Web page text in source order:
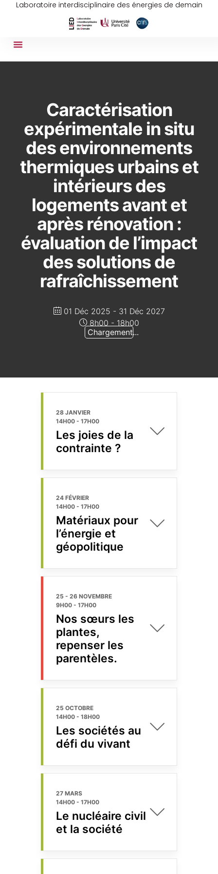
Laboratoire interdisciplinaire des énergies de demain
Caractérisation
expérimentale in situ
des environnements
thermiques urbains et
intérieurs des
logements avant et
après rénovation :
évaluation de l’impact
des solutions de
rafraîchissement
01 Déc 2025 - 31 Déc 2027
Chargement...
8h00 - 18h00
28 JANVIER
14H00 - 17H00
Les joies de la
contrainte ?
24 FÉVRIER
14H00 - 17H00
Matériaux pour
l’énergie et
géopolitique
25 - 26 NOVEMBRE
9H00 - 17H00
Nos sœurs les
plantes,
repenser les
parentèles.
25 OCTOBRE
14H00 - 18H00
Les sociétés au
défi du vivant
27 MARS
14H00 - 17H00
Le nucléaire civil
et la société